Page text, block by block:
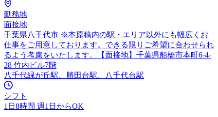
勤務地
面接地
千葉県八千代市 ※本原稿内の駅・エリア以外にも幅広くお
仕事をご用意しております。できる限りご希望に合わせられ
るよう考慮をいたします。【面接地】千葉県船橋市本町6-4-
28 竹内ビル7階
八千代緑が丘駅、勝田台駅、八千代台駅
シフト
1日8時間 週1日からOK